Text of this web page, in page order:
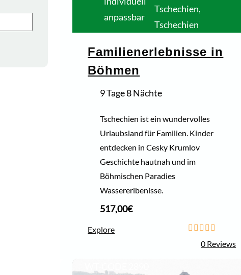
anpassbar
Tschechien,
Tschechien
Familienerlebnisse in
Böhmen
9 Tage 8 Nächte
Tschechien ist ein wundervolles
Urlaubsland für Familien. Kinder
entdecken in Cesky Krumlov
Geschichte hautnah und im
Böhmischen Paradies
Wassererlbenisse.
517,00€
Explore
0 Reviews